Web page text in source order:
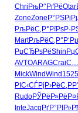
ChriРњР°РґРёOtar
ZoneZone
РљРёС‚Р°
MartРљРёС‚Р°
РџСЂРѕРёShin
AVTOARAGCrai
MickWindWind1525
РІС‹СЃРјР›РёС‚Р
RudoРЎРёР»Рё
InteJacqРґР°РІР»